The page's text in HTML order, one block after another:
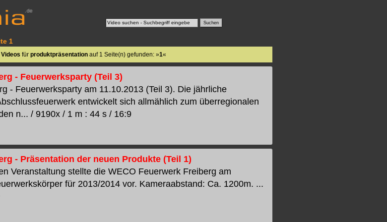
1
Videos für produktpräsentation auf 1 Seite(n) gefunden: »1«
- Feuerwerksparty (Teil 3)
- Feuerwerksparty am 11.10.2013 (Teil 3). Die jährliche
entwickelt sich allmählich zum überregionalen
n... / 9190x / 1 m : 44 s / 16:9
- Präsentation der neuen Produkte (Teil 1)
Veranstaltung stellte die WECO Feuerwerk Freiberg am
für 2013/2014 vor. Kameraabstand: Ca. 1200m. ...